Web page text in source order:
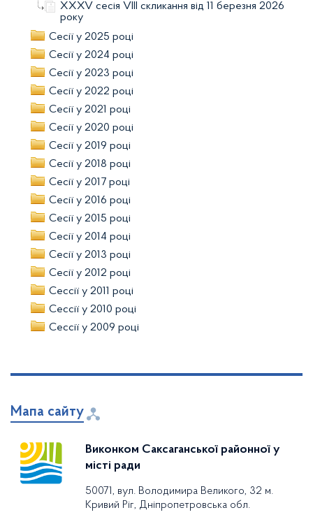
XXXV сесія VIII скликання від 11 березня 2026
року
Сесії у 2025 році
Сесії у 2024 році
Сесії у 2023 році
Сесії у 2022 році
Сесії у 2021 році
Сесії у 2020 році
Сесії у 2019 році
Сесії у 2018 році
Сесії у 2017 році
Сесії у 2016 році
Сесії у 2015 році
Сесії у 2014 році
Сесії у 2013 році
Сесії у 2012 році
Сессії у 2011 році
Сессії у 2010 році
Сессії у 2009 році
Мапа сайту
Виконком Саксаганської районної у
місті ради
50071, вул. Володимира Великого, 32 м.
Кривий Ріг, Дніпропетровська обл.